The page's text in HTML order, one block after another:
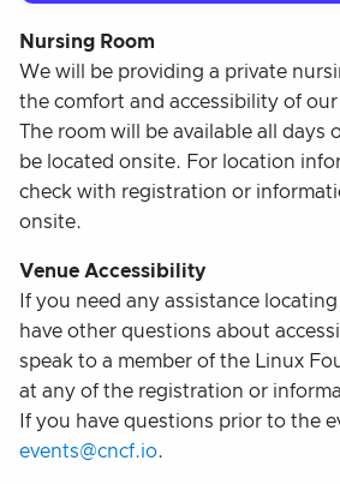
Nursing Room
We will be providing a private
the comfort and accessibility of
The room will be available all days
be located onsite. For location
check with registration or
onsite.
Venue Accessibility
If you need any assistance
have other questions about
speak to a member of the Linux
at any of the registration or
If you have questions prior to the
events@cncf.io.